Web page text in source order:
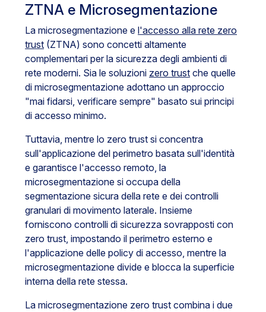
ZTNA e Microsegmentazione
La microsegmentazione e l'accesso alla rete zero
trust (ZTNA) sono concetti altamente
complementari per la sicurezza degli ambienti di
rete moderni. Sia le soluzioni zero trust che quelle
di microsegmentazione adottano un approccio
"mai fidarsi, verificare sempre" basato sui principi
di accesso minimo.
Tuttavia, mentre lo zero trust si concentra
sull'applicazione del perimetro basata sull'identità
e garantisce l'accesso remoto, la
microsegmentazione si occupa della
segmentazione sicura della rete e dei controlli
granulari di movimento laterale. Insieme
forniscono controlli di sicurezza sovrapposti con
zero trust, impostando il perimetro esterno e
l'applicazione delle policy di accesso, mentre la
microsegmentazione divide e blocca la superficie
interna della rete stessa.
La microsegmentazione zero trust combina i due